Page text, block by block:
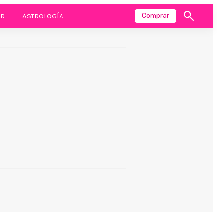
ASTROLOGÍA Comprar
Mostrar